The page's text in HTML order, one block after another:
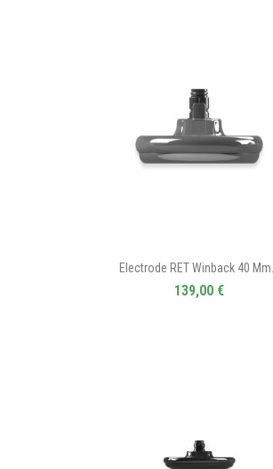
Electrode RET Winback 40 Mm...
139,00 €